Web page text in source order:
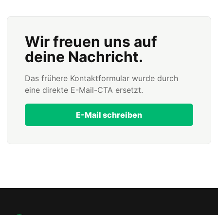
Wir freuen uns auf
deine Nachricht.
Das frühere Kontaktformular wurde durch
eine direkte E-Mail-CTA ersetzt.
E-Mail schreiben